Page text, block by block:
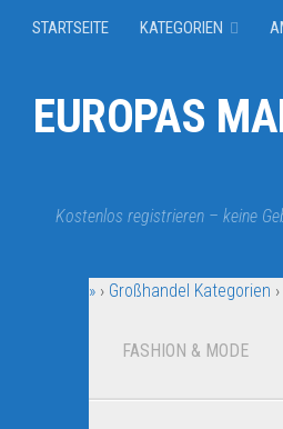
STARTSEITE KATEGORIEN
EUROPAS
Kostenlos registrieren – keine
» › Großhandel Kategorien ›
FASHION & MODE